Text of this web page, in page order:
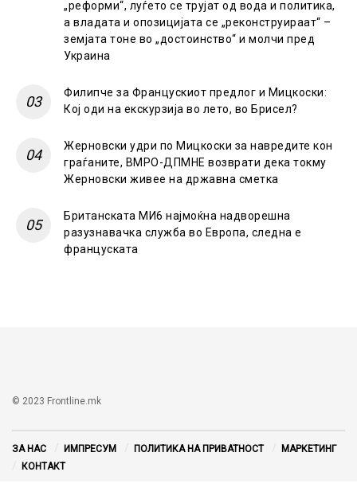
„реформи“, луѓето се трујат од вода и политика,
а владата и опозицијата се „реконструираат“ –
земјата тоне во „достоинство“ и молчи пред
Украина
Филипче за Францускиот предлог и Мицкоски:
Кој оди на екскурзија во лето, во Брисел?
Жерновски удри по Мицкоски за навредите кон
граѓаните, ВМРО-ДПМНЕ возврати дека токму
Жерновски живее на државна сметка
Британската МИ6 најмоќна надворешна
разузнавачка служба во Европа, следна е
француската
© 2023 Frontline.mk
ЗА НАС ИМПРЕСУМ ПОЛИТИКА НА ПРИВАТНОСТ
МАРКЕТИНГ
КОНТАКТ